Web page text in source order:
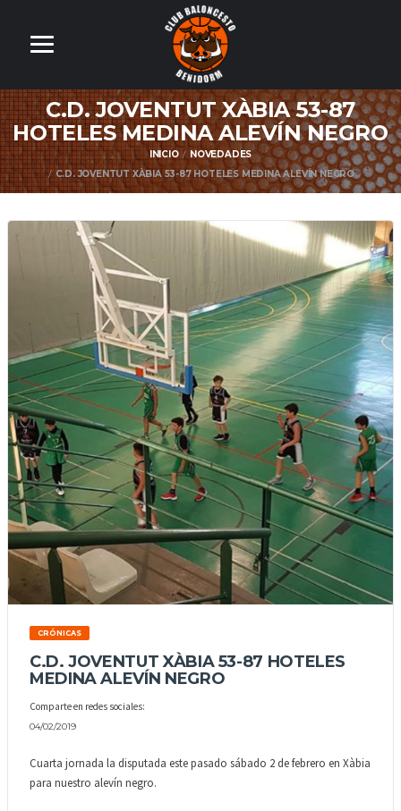
C.D. JOVENTUT XÀBIA 53-87
HOTELES MEDINA ALEVÍN NEGRO
INICIO
NOVEDADES
C.D. JOVENTUT XÀBIA 53-87 HOTELES MEDINA ALEVÍN NEGRO
CRÓNICAS
C.D. JOVENTUT XÀBIA 53-87 HOTELES
MEDINA ALEVÍN NEGRO
Comparte en redes sociales:
04/02/2019
Cuarta jornada la disputada este pasado sábado 2 de febrero en Xàbia
para nuestro alevín negro.